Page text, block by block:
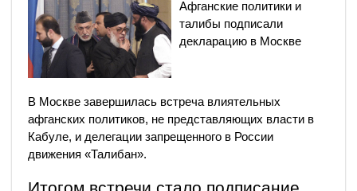
Афганские политики и
талибы подписали
декларацию в Москве
В Москве завершилась встреча влиятельных
афганских политиков, не представляющих власти в
Кабуле, и делегации запрещенного в России
движения «Талибан».